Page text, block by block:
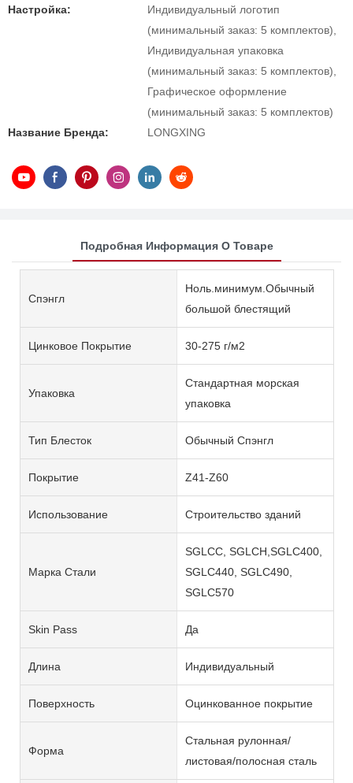
Настройка:
Индивидуальный логотип
(минимальный заказ: 5 комплектов),
Индивидуальная упаковка
(минимальный заказ: 5 комплектов),
Графическое оформление
(минимальный заказ: 5 комплектов)
Название Бренда:
LONGXING
Подробная Информация О Товаре
Спэнгл
Ноль.минимум.Обычный
большой блестящий
Цинковое Покрытие 30-275 г/м2
Упаковка
Стандартная морская
упаковка
Тип Блесток Обычный Спэнгл
Покрытие Z41-Z60
Использование Строительство зданий
Марка Стали
SGLCC, SGLCH,SGLC400,
SGLC440, SGLC490,
SGLC570
Skin Pass Да
Длина Индивидуальный
Поверхность Оцинкованное покрытие
Форма
Стальная рулонная/
листовая/полосная сталь